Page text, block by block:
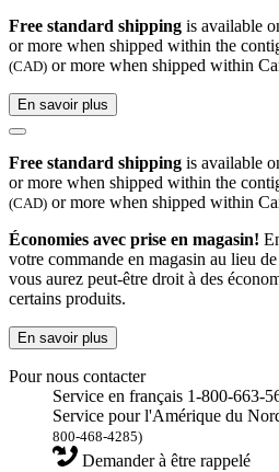
Free standard shipping is available
or more when shipped within the
(CAD) or more when shipped within
En savoir plus
Free standard shipping is available
or more when shipped within the
(CAD) or more when shipped within
Économies avec prise en magasin!
votre commande en magasin au lieu
vous aurez peut-être droit à des
certains produits.
En savoir plus
Pour nous contacter
Service en français 1-800-663-
Service pour l'Amérique du
800-468-4285)
Demander à être rappelé